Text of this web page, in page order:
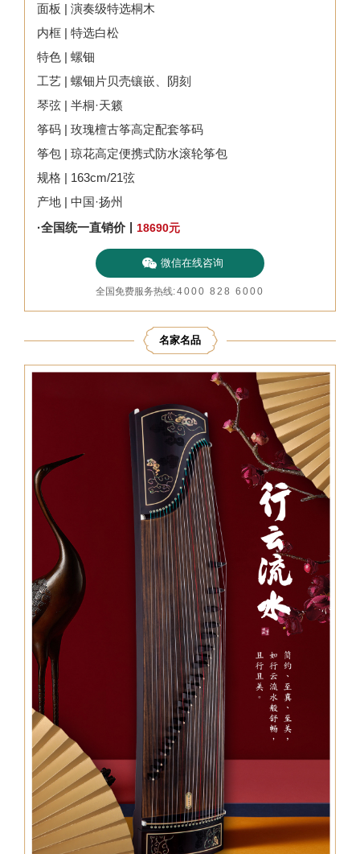
面板 | 演奏级特选桐木
内框 | 特选白松
特色 | 螺钿
工艺 | 螺钿片贝壳镶嵌、阴刻
琴弦 | 半桐·天籁
筝码 | 玫瑰檀古筝高定配套筝码
筝包 | 琼花高定便携式防水滚轮筝包
规格 | 163cm/21弦
产地 | 中国·扬州
·全国统一直销价 | 18690元
微信在线咨询
全国免费服务热线:4000 828 6000
名家名品